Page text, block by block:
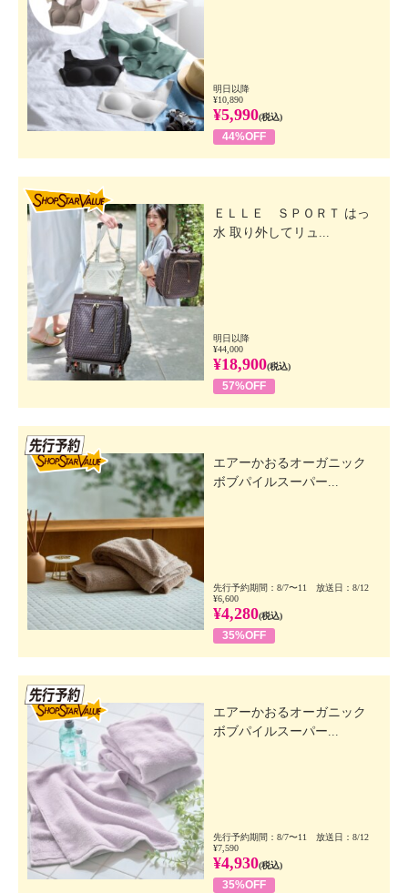
明日以降
¥10,890
¥5,990(税込)
44%OFF
ＥＬＬＥ ＳＰＯＲＴ はっ
水 取り外してリュ...
明日以降
¥44,000
¥18,900(税込)
57%OFF
エアーかおるオーガニック
ボブパイルスーパー...
先行予約期間：8/7〜11 放送日：8/12
¥6,600
¥4,280(税込)
35%OFF
エアーかおるオーガニック
ボブパイルスーパー...
先行予約期間：8/7〜11 放送日：8/12
¥7,590
¥4,930(税込)
35%OFF